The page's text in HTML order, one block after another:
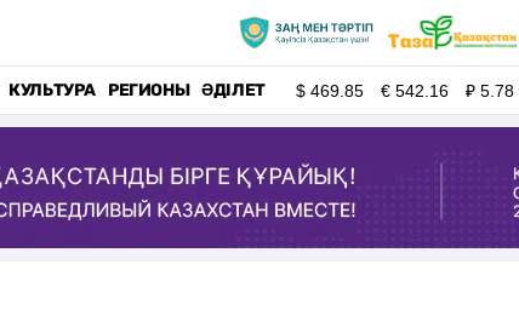
КУЛЬТУРА РЕГИОНЫ ӘДІЛЕТ $469.85 €542.16 ₽5.78